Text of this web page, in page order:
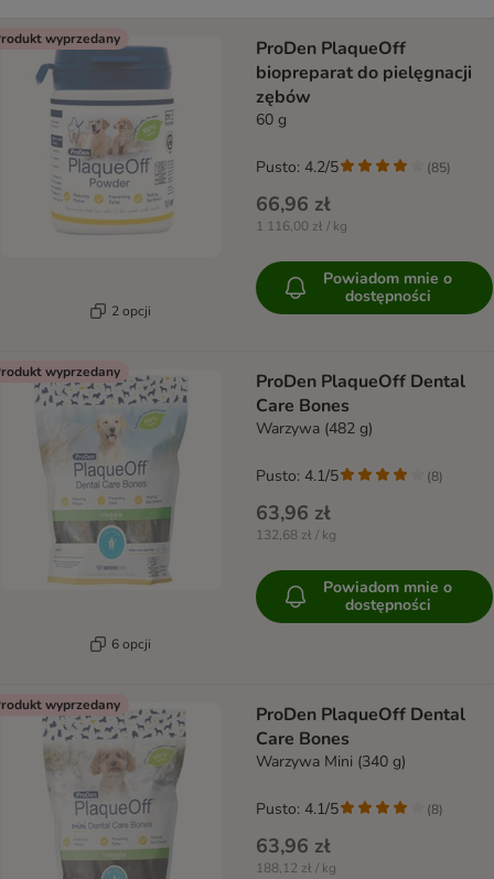
wyprzedany
2 opcji
ProDen PlaqueOff
biopreparat do pielęgnacji
zębów
60 g
66,96 zł
1 116,00 zł / kg
Pusto: 4.2/5 (85)
Powiadom mnie o
dostępności
wyprzedany
6 opcji
ProDen PlaqueOff Dental
Care Bones
Warzywa (482 g)
63,96 zł
132,68 zł / kg
Pusto: 4.1/5 (8)
Powiadom mnie o
dostępności
wyprzedany
ProDen PlaqueOff Dental
Care Bones
Warzywa Mini (340 g)
63,96 zł
188,12 zł / kg
Pusto: 4.1/5 (8)